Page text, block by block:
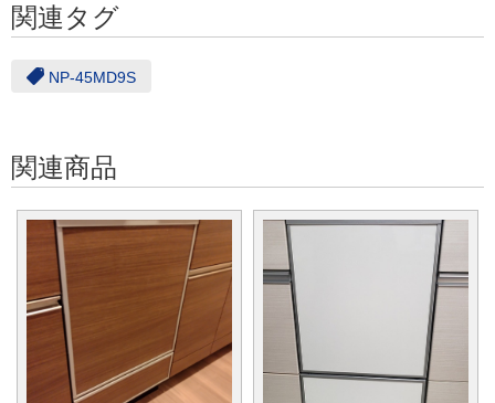
関連タグ
NP-45MD9S
関連商品